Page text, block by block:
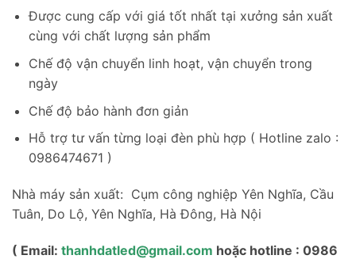
Được cung cấp với giá tốt nhất tại xưởng sản xuất
cùng với chất lượng sản phẩm
Chế độ vận chuyển linh hoạt, vận chuyển trong
ngày
Chế độ bảo hành đơn giản
Hỗ trợ tư vấn từng loại đèn phù hợp ( Hotline zalo :
0986474671 )
Nhà máy sản xuất: Cụm công nghiệp Yên Nghĩa, Cầu
Tuân, Do Lộ, Yên Nghĩa, Hà Đông, Hà Nội
( Email: thanhdatled@gmail.com hoặc hotline : 0986